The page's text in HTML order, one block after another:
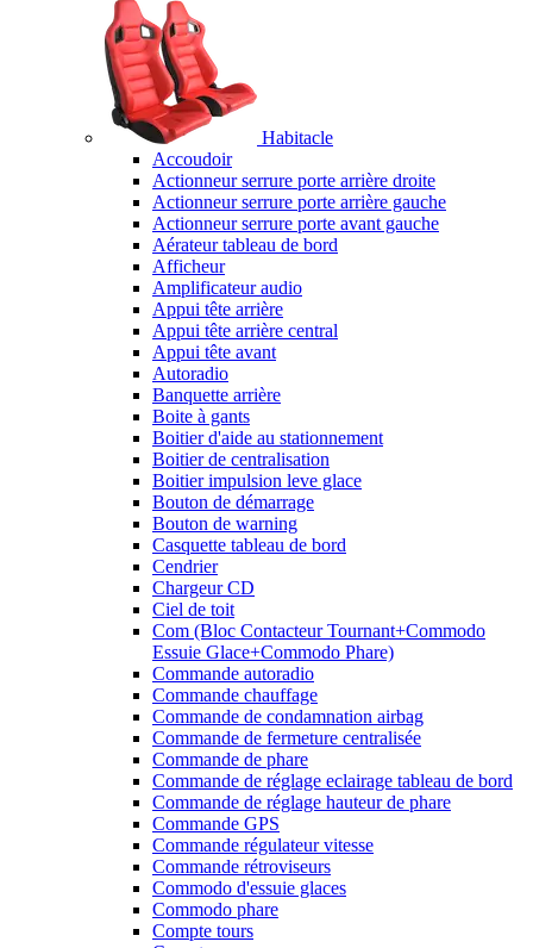
Habitacle
Accoudoir
Actionneur serrure porte arrière droite
Actionneur serrure porte arrière gauche
Actionneur serrure porte avant gauche
Aérateur tableau de bord
Afficheur
Amplificateur audio
Appui tête arrière
Appui tête arrière central
Appui tête avant
Autoradio
Banquette arrière
Boite à gants
Boitier d'aide au stationnement
Boitier de centralisation
Boitier impulsion leve glace
Bouton de démarrage
Bouton de warning
Casquette tableau de bord
Cendrier
Chargeur CD
Ciel de toit
Com (Bloc Contacteur Tournant+Commodo
Essuie Glace+Commodo Phare)
Commande autoradio
Commande chauffage
Commande de condamnation airbag
Commande de fermeture centralisée
Commande de phare
Commande de réglage eclairage tableau de bord
Commande de réglage hauteur de phare
Commande GPS
Commande régulateur vitesse
Commande rétroviseurs
Commodo d'essuie glaces
Commodo phare
Compte tours